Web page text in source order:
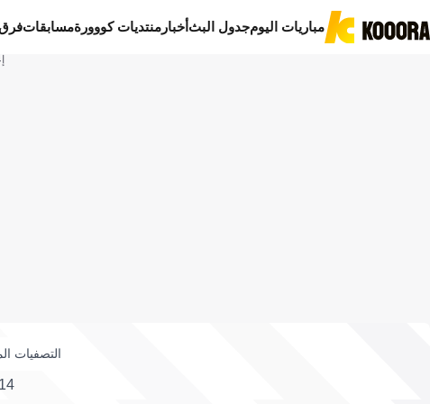
مباريات اليومجدول البثأخبار منتديات كووورةمسابقات
التصفيات
14 نوفمبر 2024